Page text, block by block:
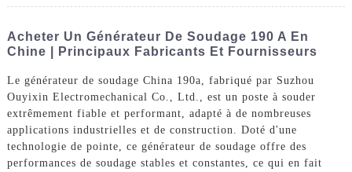
Acheter Un Générateur De Soudage 190 A En
Chine | Principaux Fabricants Et Fournisseurs
Le générateur de soudage China 190a, fabriqué par Suzhou
Ouyixin Electromechanical Co., Ltd., est un poste à souder
extrêmement fiable et performant, adapté à de nombreuses
applications industrielles et de construction. Doté d'une
technologie de pointe, ce générateur de soudage offre des
performances de soudage stables et constantes, ce qui en fait